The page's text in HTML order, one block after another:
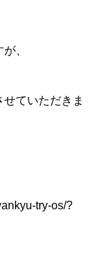
、
ていただきま
try-os/?